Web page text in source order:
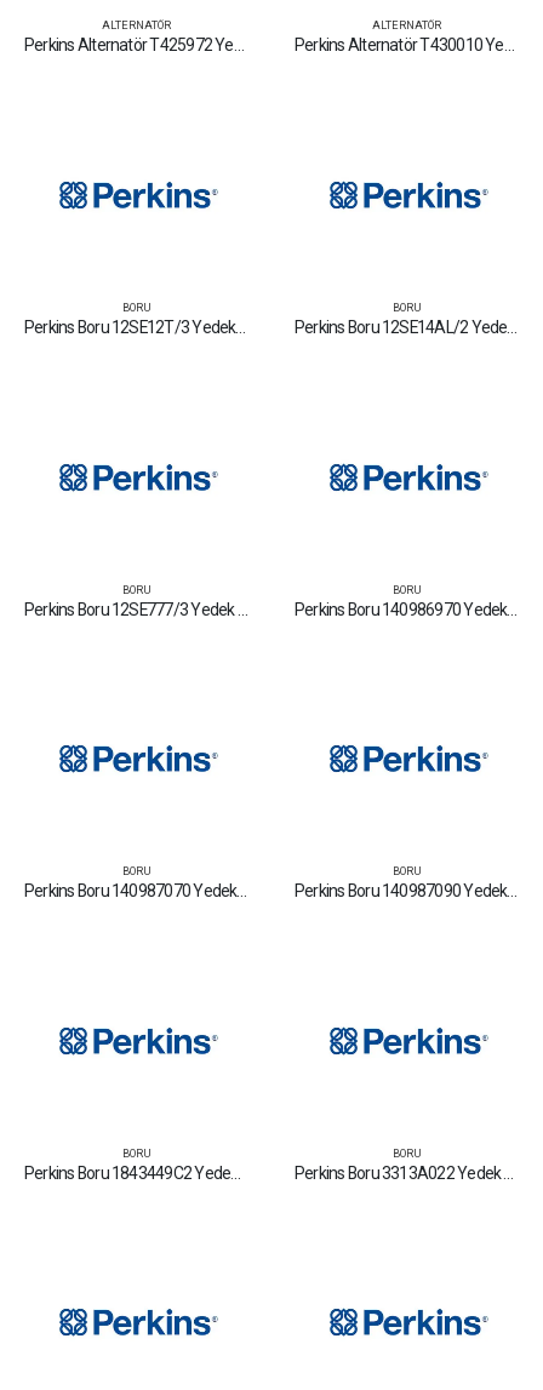
ALTERNATÖR
Perkins Alternatör T425972 Yedek Parça Fiyat Tamir Bakım Satan Firmalar
ALTERNATÖR
Perkins Alternatör T430010 Yedek Parça Fiyat Tamir Bakım Satan Firmalar
BORU
Perkins Boru 12SE12T/3 Yedek Parça Fiyat Tamir Bakım Satan Firmalar
BORU
BORU BORU
Perkins Boru 140986970 Yedek Parça Fiyat Tamir Bakım Satan Firmalar
BORU
Perkins Boru 140987070 Yedek Parça Fiyat Tamir Bakım Satan Firmalar
BORU
Perkins Boru 140987090 Yedek Parça Fiyat Tamir Bakım Satan Firmalar
BORU BORU